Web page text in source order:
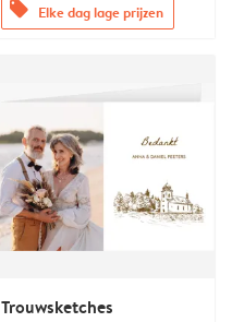
offers Elke dag lage prijzen
Trouwsketches